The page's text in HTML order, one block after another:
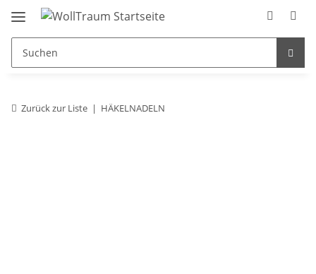
Zurück zur Liste HÄKELNADELN